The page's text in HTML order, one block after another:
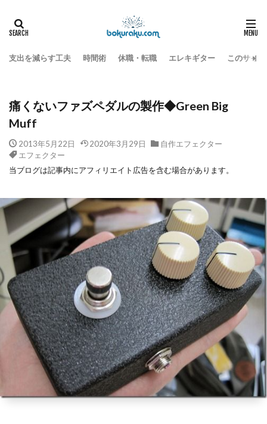
支出を減らす工夫 時間術 休職・転職 エレキギター このサイ
痛くないファズペダルの製作◆Green Big Muff
痛くないファズペダルの製作◆Green Big
Muff
2013年5月22日 2020年3月29日
自作エフェクター
エフェクター
当ブログは記事内にアフィリエイト広告を含む場合があります。